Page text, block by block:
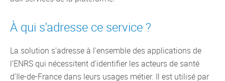
À qui s'adresse ce service ?
La solution s’adresse à l’ensemble des applications de
l’ENRS qui nécessitent d’identifier les acteurs de santé
d’Ile-de-France dans leurs usages métier. Il est utilisé par